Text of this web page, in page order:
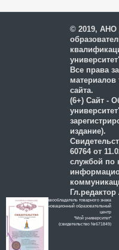
© 2019,
Все права
материалов
сайта.
(6+) Сайт -
издание).
60764 от
службой по
Правообладатель товарного знака
Инновационный образовательный
цeнтр
"Мой университет"
(свидетельство №671849)